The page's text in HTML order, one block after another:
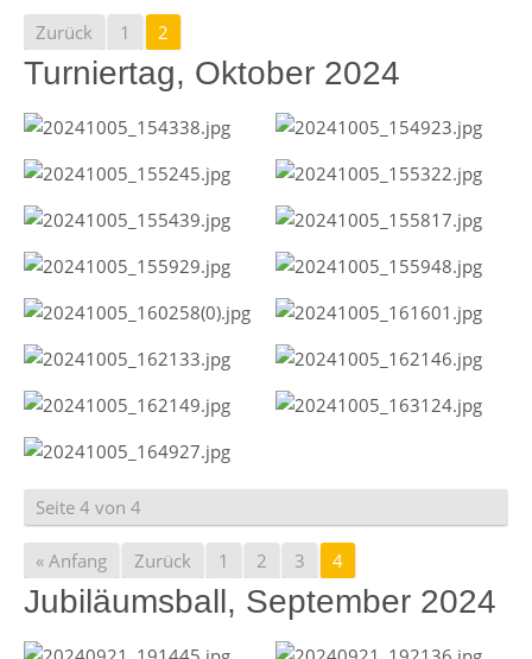
Zurück 1 2
Turniertag, Oktober 2024
Seite 4 von 4
« Anfang Zurück 1 2 3 4
Jubiläumsball, September 2024